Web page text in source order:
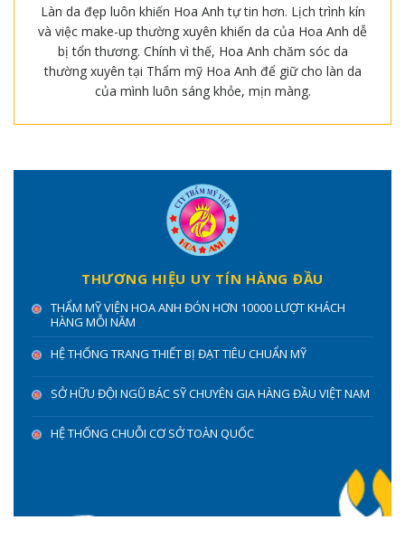
Làn da đẹp luôn khiến Hoa Anh tự tin hơn. Lịch trình kín
và việc make-up thường xuyên khiến da của Hoa Anh dễ
bị tổn thương. Chính vì thế, Hoa Anh chăm sóc da
thường xuyên tại Thẩm mỹ Hoa Anh để giữ cho làn da
của mình luôn sáng khỏe, mịn màng.
THƯƠNG HIỆU UY TÍN HÀNG ĐẦU
THẨM MỸ VIỆN HOA ANH ĐÓN HƠN 10000 LƯỢT KHÁCH
HÀNG MỖI NĂM
HỆ THỐNG TRANG THIẾT BỊ ĐẠT TIÊU CHUẨN MỸ
SỞ HỮU ĐỘI NGŨ BÁC SỸ CHUYÊN GIA HÀNG ĐẦU VIỆT NAM
HỆ THỐNG CHUỖI CƠ SỞ TOÀN QUỐC